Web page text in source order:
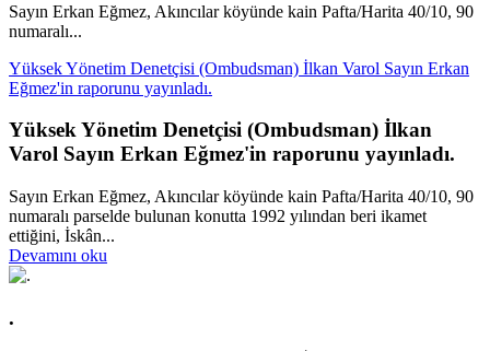
Sayın Erkan Eğmez, Akıncılar köyünde kain Pafta/Harita 40/10, 90
numaralı...
Yüksek Yönetim Denetçisi (Ombudsman) İlkan Varol Sayın Erkan
Eğmez'in raporunu yayınladı.
Yüksek Yönetim Denetçisi (Ombudsman) İlkan
Varol Sayın Erkan Eğmez'in raporunu yayınladı.
Sayın Erkan Eğmez, Akıncılar köyünde kain Pafta/Harita 40/10, 90
numaralı parselde bulunan konutta 1992 yılından beri ikamet
ettiğini, İskân...
Devamını oku
.